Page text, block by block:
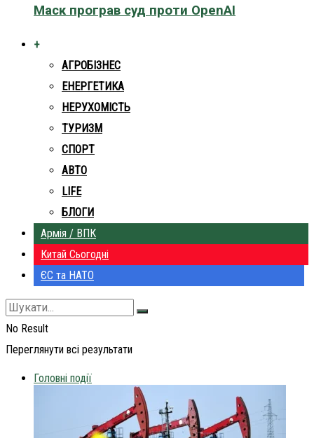
Маск програв суд проти OpenAI
+
АГРОБІЗНЕС
ЕНЕРГЕТИКА
НЕРУХОМІСТЬ
ТУРИЗМ
СПОРТ
АВТО
LIFE
БЛОГИ
Армія / ВПК
Китай Сьогодні
ЄС та НАТО
No Result
Переглянути всі результати
Головні події